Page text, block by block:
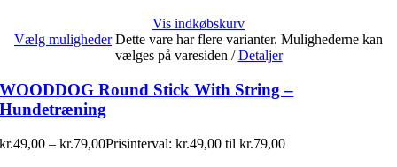
Vis indkøbskurv
Vælg muligheder Dette vare har flere varianter. Mulighederne kan
vælges på varesiden / Detaljer
WOODDOG Round Stick With String –
Hundetræning
kr.49,00 – kr.79,00Prisinterval: kr.49,00 til kr.79,00